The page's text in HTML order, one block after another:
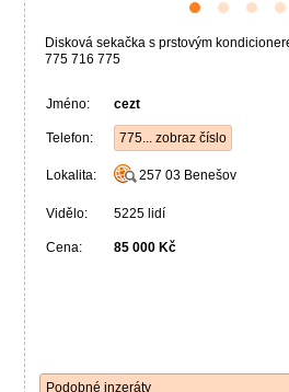
Disková sekačka s prstovým
775 716 775
Jméno: cezt
Telefon: 775... zobraz číslo
Lokalita: 257 03 Benešov
Vidělo: 5225 lidí
Cena: 85 000 Kč
Podobné inzeráty